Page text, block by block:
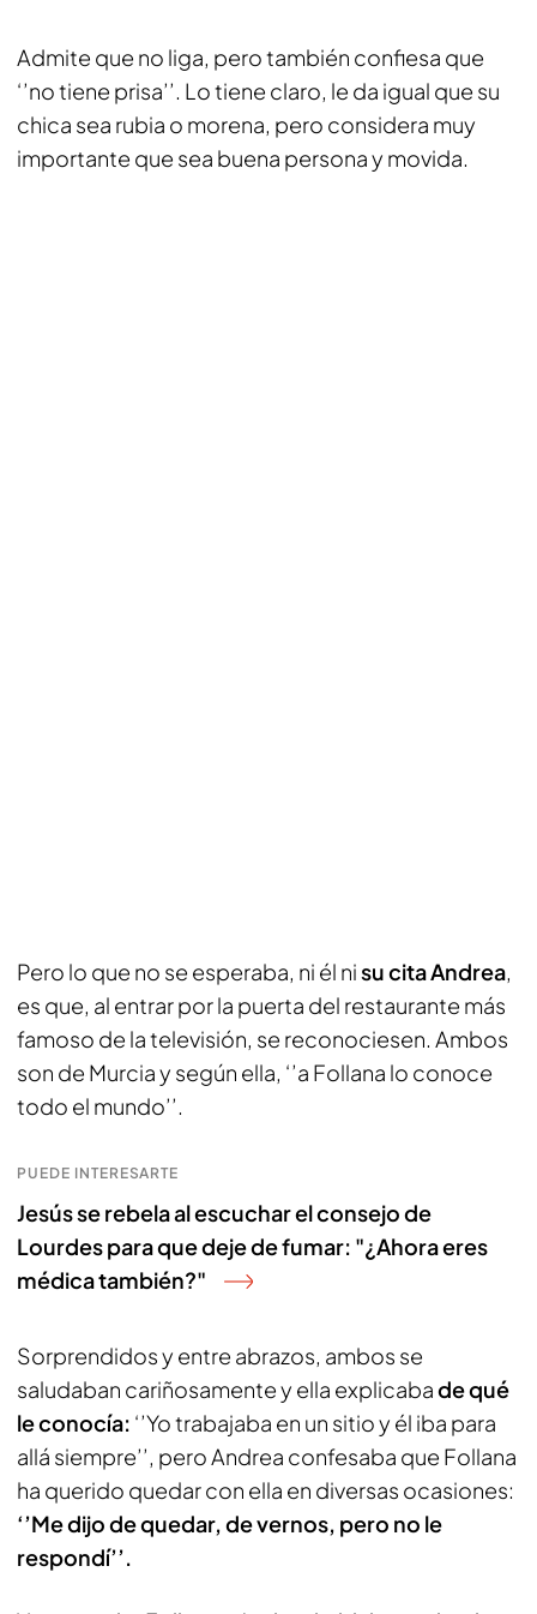
Admite que no liga, pero también confiesa que
‘’no tiene prisa’’. Lo tiene claro, le da igual que su
chica sea rubia o morena, pero considera muy
importante que sea buena persona y movida.
Pero lo que no se esperaba, ni él nisu cita Andrea,
es que, al entrar por la puerta del restaurante más
famoso de la televisión, se reconociesen. Ambos
son de Murcia y según ella, ‘’a Follana lo conoce
todo el mundo’’.
PUEDE INTERESARTE
Jesús se rebela al escuchar el consejo de
Lourdes para que deje de fumar: "¿Ahora eres
médica también?"
Sorprendidos y entre abrazos, ambos se
saludaban cariñosamente y ella explicabade qué
le conocía: ‘’Yo trabajaba en un sitio y él iba para
allá siempre’’, pero Andrea confesaba que Follana
ha querido quedar con ella en diversas ocasiones:
‘’Me dijo de quedar, de vernos, pero no le
respondí’’.